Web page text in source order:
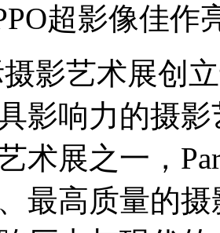
超影像佳作
影艺术展创
影响力的摄
术展之一，
最高质量的